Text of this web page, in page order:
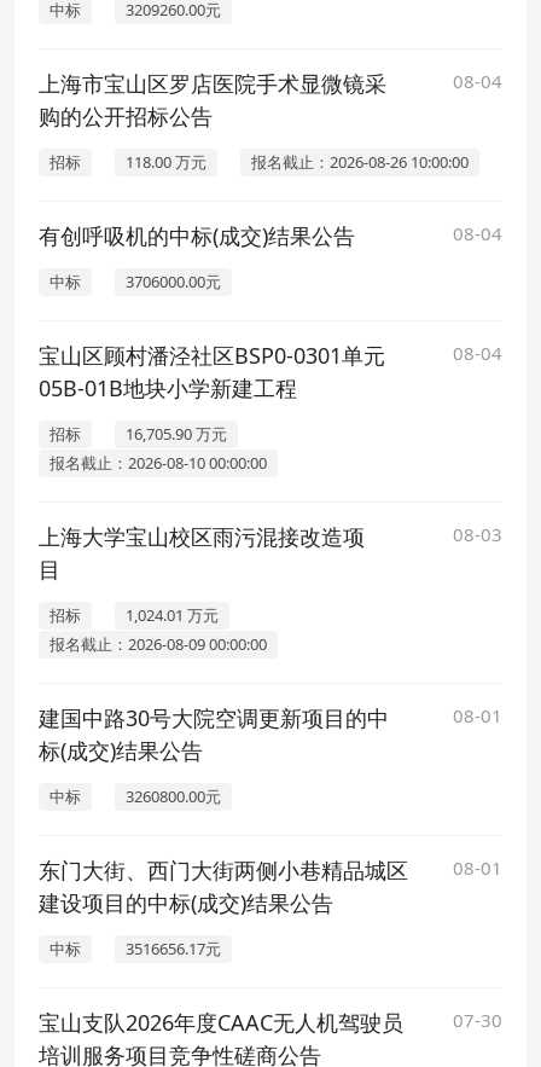
中标 3209260.00元
上海市宝山区罗店医院手术显微镜采
购的公开招标公告
08-04
招标 118.00 万元 报名截止：2026-08-26 10:00:00
有创呼吸机的中标(成交)结果公告 08-04
中标 3706000.00元
宝山区顾村潘泾社区BSP0-0301单元
05B-01B地块小学新建工程
08-04
招标
16,705.90 万元
报名截止：2026-08-10 00:00:00
上海大学宝山校区雨污混接改造项
目
08-03
招标
1,024.01 万元
报名截止：2026-08-09 00:00:00
建国中路30号大院空调更新项目的中
标(成交)结果公告
08-01
中标 3260800.00元
东门大街、西门大街两侧小巷精品城区
建设项目的中标(成交)结果公告
08-01
中标 3516656.17元
宝山支队2026年度CAAC无人机驾驶员
培训服务项目竞争性磋商公告
07-30